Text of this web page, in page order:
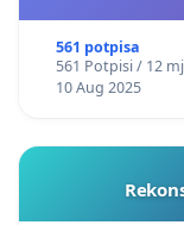
561 potpisa
561 Potpisi / 12
10 Aug 2025